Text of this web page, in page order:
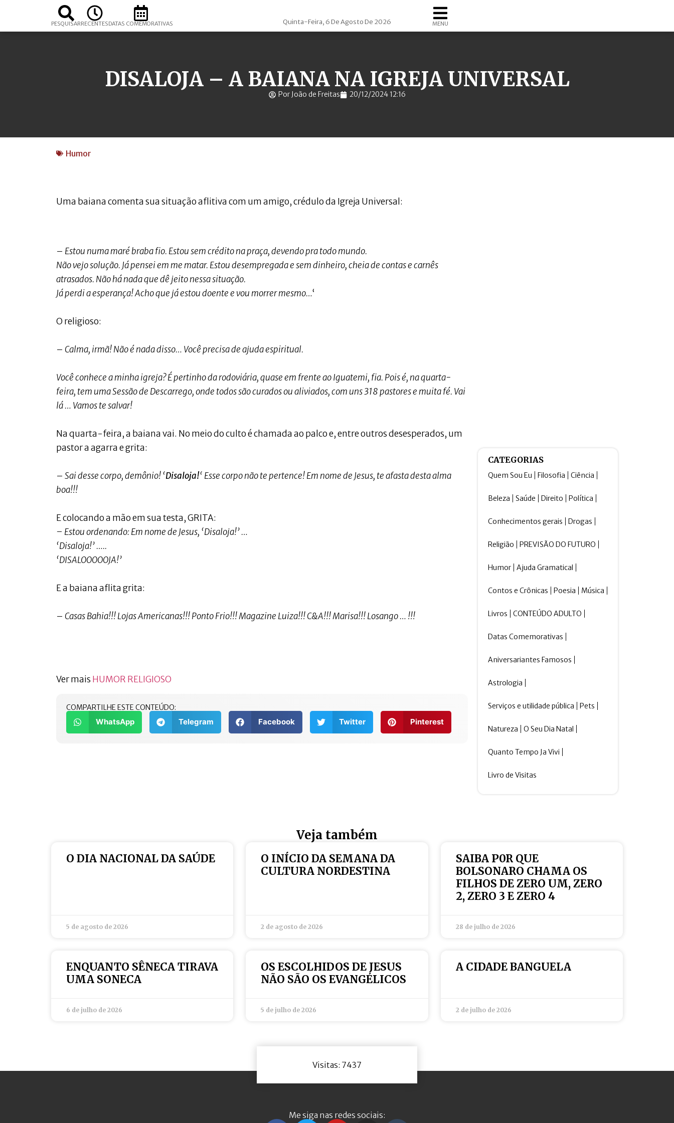
PESQUISARRECENTESDATAS COMEMORATIVAS Quinta-Feira, 6 De Agosto De 2026 MENU
DISALOJA – A BAIANA NA IGREJA UNIVERSAL
Por João de Freitas 20/12/2024 12:16
Humor
Uma baiana comenta sua situação aflitiva com um amigo, crédulo da Igreja Universal:
– Estou numa maré braba fio. Estou sem crédito na praça, devendo pra todo mundo.
Não vejo solução. Já pensei em me matar. Estou desempregada e sem dinheiro, cheia de contas e carnês
atrasados. Não há nada que dê jeito nessa situação.
Já perdi a esperança! Acho que já estou doente e vou morrer mesmo…‘
O religioso:
– Calma, irmã! Não é nada disso… Você precisa de ajuda espiritual.
Você conhece a minha igreja? É pertinho da rodoviária, quase em frente ao Iguatemi, fia. Pois é, na quarta-
feira, tem uma Sessão de Descarrego, onde todos são curados ou aliviados, com uns 318 pastores e muita fé. Vai
lá … Vamos te salvar!
Na quarta-feira, a baiana vai. No meio do culto é chamada ao palco e, entre outros desesperados, um
pastor a agarra e grita:
– Sai desse corpo, demônio! ‘Disaloja!‘ Esse corpo não te pertence! Em nome de Jesus, te afasta desta alma
boa!!!
E colocando a mão em sua testa, GRITA:
– Estou ordenando: Em nome de Jesus, ‘Disaloja!’ …
‘Disaloja!’ …..
‘DISALOOOOOJA!’
E a baiana aflita grita:
– Casas Bahia!!! Lojas Americanas!!! Ponto Frio!!! Magazine Luiza!!! C&A!!! Marisa!!! Losango … !!!
Ver mais HUMOR RELIGIOSO
COMPARTILHE ESTE CONTEÚDO:
WhatsApp Telegram Facebook Twitter Pinterest
CATEGORIAS
Quem Sou Eu Filosofia Ciência
Beleza Saúde Direito Política
Conhecimentos gerais Drogas
Religião PREVISÃO DO FUTURO
Humor Ajuda Gramatical
Contos e Crônicas Poesia Música
Livros CONTEÚDO ADULTO
Datas Comemorativas
Aniversariantes Famosos
Astrologia
Serviços e utilidade pública Pets
Natureza O Seu Dia Natal
Quanto Tempo Ja Vivi
Livro de Visitas
Veja também
O DIA NACIONAL DA SAÚDE
5 de agosto de 2026
O INÍCIO DA SEMANA DA
CULTURA NORDESTINA
2 de agosto de 2026
SAIBA P0R QUE
BOLSONARO CHAMA OS
FILHOS DE ZERO UM, ZERO
2, ZERO 3 E ZERO 4
28 de julho de 2026
ENQUANTO SÊNECA TIRAVA
UMA SONECA
6 de julho de 2026
OS ESCOLHIDOS DE JESUS
NÃO SÃO OS EVANGÉLICOS
5 de julho de 2026
A CIDADE BANGUELA
2 de julho de 2026
Visitas: 7437
Me siga nas redes sociais: